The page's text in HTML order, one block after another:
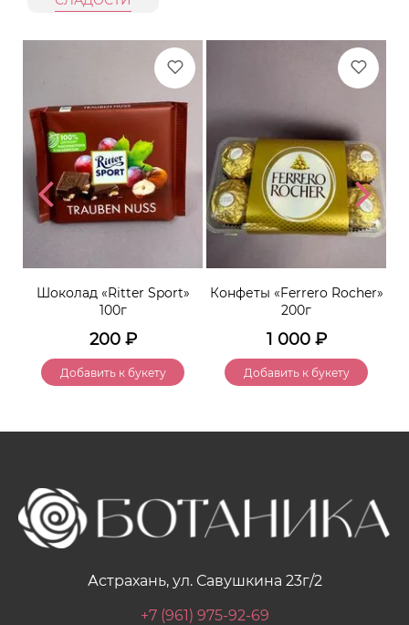
Шоколад «Ritter Sport»
100г
200₽
Добавить к букету
Конфеты «Ferrero Rocher»
200г
1 000₽
Добавить к букету
Астрахань, ул. Савушкина 23г/2
+7 (961) 975-92-69